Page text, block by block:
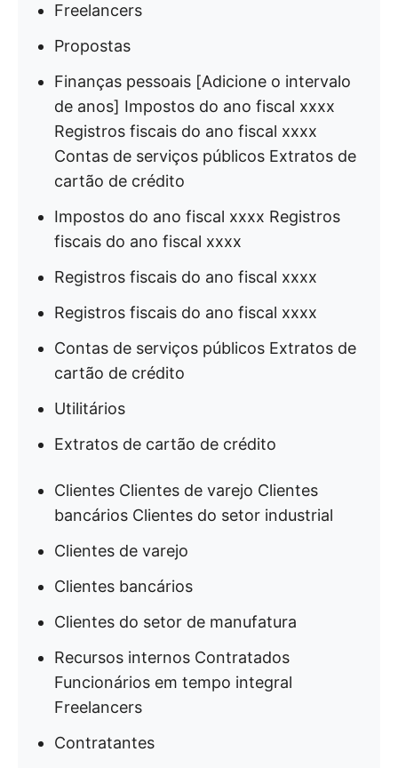
Freelancers
Propostas
Finanças pessoais [Adicione o intervalo
de anos] Impostos do ano fiscal xxxx
Registros fiscais do ano fiscal xxxx
Contas de serviços públicos Extratos de
cartão de crédito
Impostos do ano fiscal xxxx Registros
fiscais do ano fiscal xxxx
Registros fiscais do ano fiscal xxxx
Registros fiscais do ano fiscal xxxx
Contas de serviços públicos Extratos de
cartão de crédito
Utilitários
Extratos de cartão de crédito
Clientes Clientes de varejo Clientes
bancários Clientes do setor industrial
Clientes de varejo
Clientes bancários
Clientes do setor de manufatura
Recursos internos Contratados
Funcionários em tempo integral
Freelancers
Contratantes